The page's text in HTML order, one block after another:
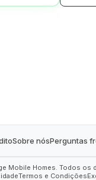
Sobre nósPerguntas
Mobile Homes. Todos os
Termos e Condições